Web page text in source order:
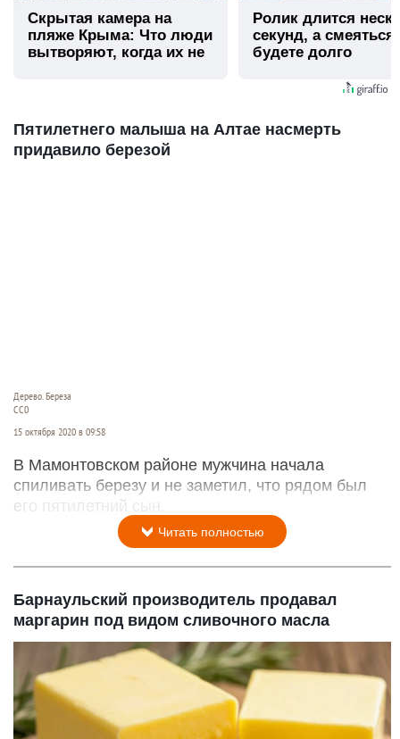
Скрытая камера на
пляже Крыма: Что люди
вытворяют, когда их не
Ролик длится
секунд, а
будете долго
Пятилетнего малыша на Алтае насмерть
придавило березой
Дерево. Береза
СС0
15 октября 2020 в 09:58
В Мамонтовском районе мужчина начала
спиливать березу и не заметил, что рядом был
его пятилетний сын.
Читать полностью
Барнаульский производитель продавал
маргарин под видом сливочного масла